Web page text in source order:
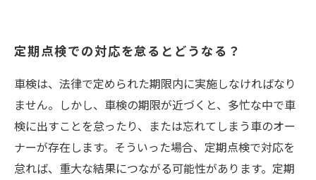
定期点検での対応を怠るとどうなる？
車検は、法律で定められた期限内に実施しなければなり
ません。しかし、車検の期限が近づくと、多忙な中で車
検に出すことを怠ったり、または忘れてしまう車のオー
ナーが存在します。そういった場合、定期点検で対応を
怠れば、重大な結果につながる可能性があります。定期